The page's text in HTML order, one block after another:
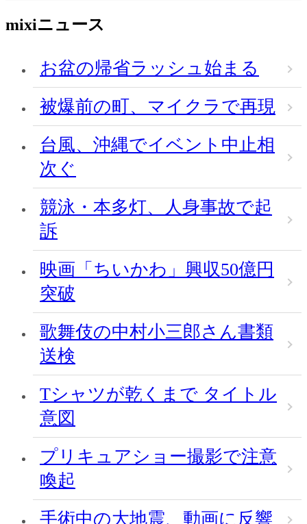
mixiニュース
お盆の帰省ラッシュ始まる
被爆前の町、マイクラで再現
台風、沖縄でイベント中止相
次ぐ
競泳・本多灯、人身事故で起
訴
映画「ちいかわ」興収50億円
突破
歌舞伎の中村小三郎さん書類
送検
Tシャツが乾くまで タイトル
意図
プリキュアショー撮影で注意
喚起
手術中の大地震、動画に反響